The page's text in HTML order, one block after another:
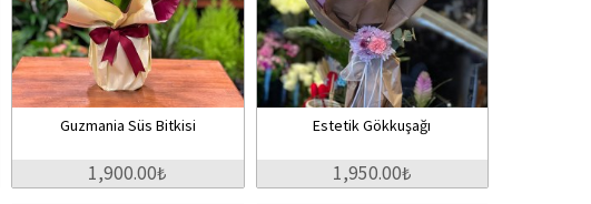
Guzmania Süs Bitkisi
1,900.00₺
Estetik Gökkuşağı
1,950.00₺